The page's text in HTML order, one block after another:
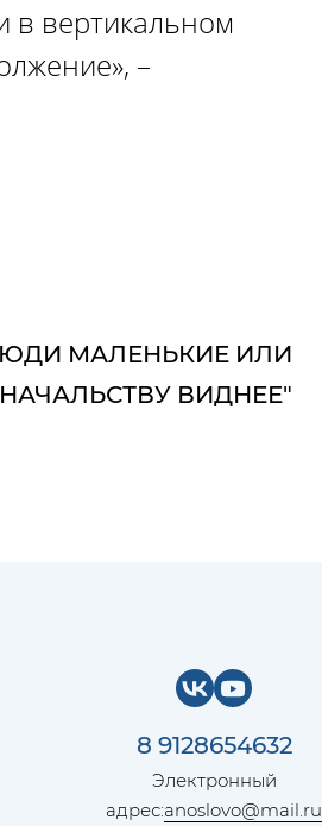
в вертикальном
–
МАЛЕНЬКИЕ ИЛИ
НАЧАЛЬСТВУ ВИДНЕЕ"
8 9128654632
Электронный
адрес:anoslovo@mail.ru